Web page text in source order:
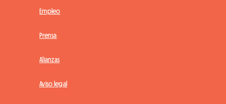
Empleo
Prensa
Alianzas
Aviso legal